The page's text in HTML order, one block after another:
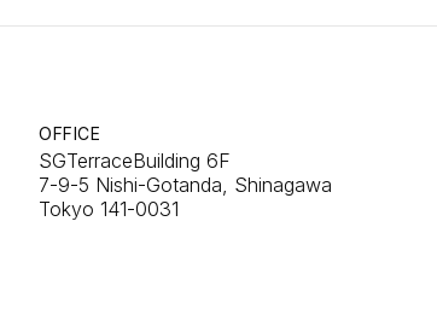
OFFICE
SGTerraceBuilding 6F
7-9-5 Nishi-Gotanda, Shinagawa
Tokyo 141-0031